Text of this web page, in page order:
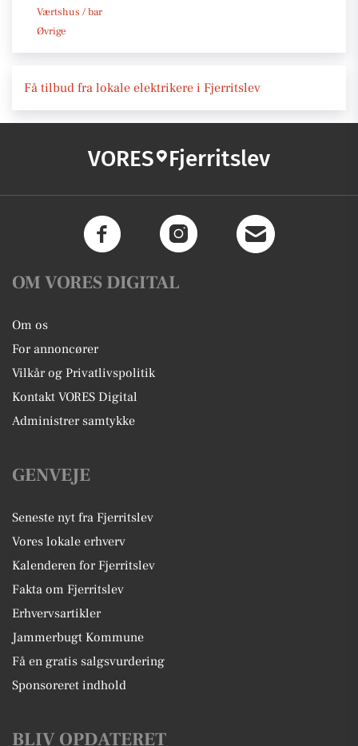
Værtshus / bar
Øvrige
Få tilbud fra lokale elektrikere i Fjerritslev
VORES Fjerritslev
OM VORES DIGITAL
Om os
For annoncører
Vilkår og Privatlivspolitik
Kontakt VORES Digital
Administrer samtykke
GENVEJE
Seneste nyt fra Fjerritslev
Vores lokale erhverv
Kalenderen for Fjerritslev
Fakta om Fjerritslev
Erhvervsartikler
Jammerbugt Kommune
Få en gratis salgsvurdering
Sponsoreret indhold
BLIV OPDATERET